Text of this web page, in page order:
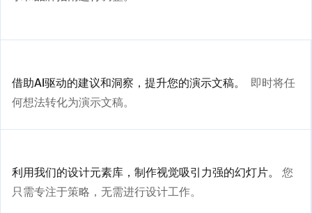
借助AI驱动的建议和洞察，提升您的演示文稿。
即时将任
何想法转化为演示文稿。
利用我们的设计元素库，制作视觉吸引力强的幻灯片。
您
只需专注于策略，无需进行设计工作。